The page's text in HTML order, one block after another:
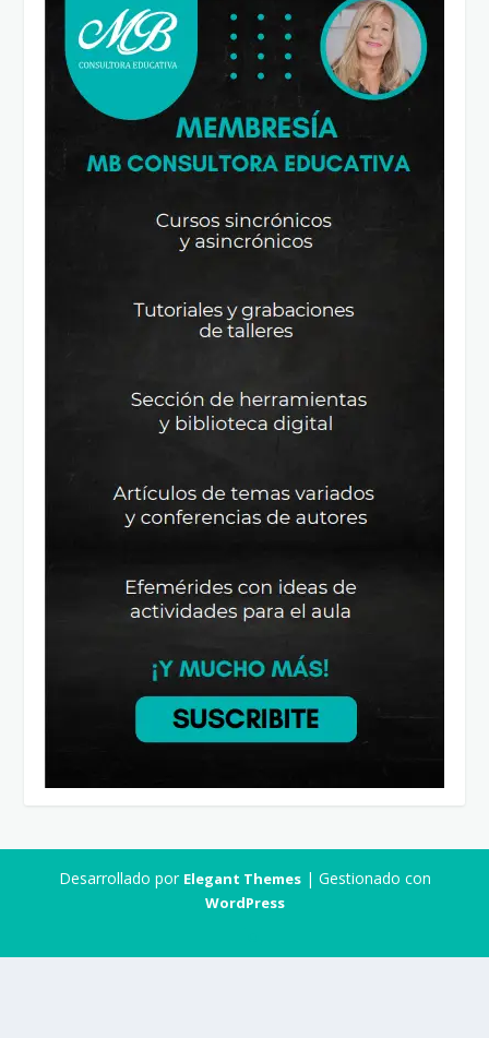
Desarrollado por Elegant Themes| Gestionado con
WordPress